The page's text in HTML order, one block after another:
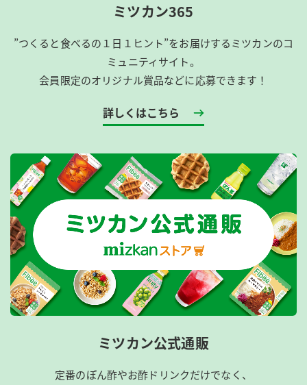
ミツカン365
”つくると食べるの１日１ヒント”をお届けするミツカンのコ
ミュニティサイト。
会員限定のオリジナル賞品などに応募できます！
詳しくはこちら
ミツカン公式通販
定番のぽん酢やお酢ドリンクだけでなく、